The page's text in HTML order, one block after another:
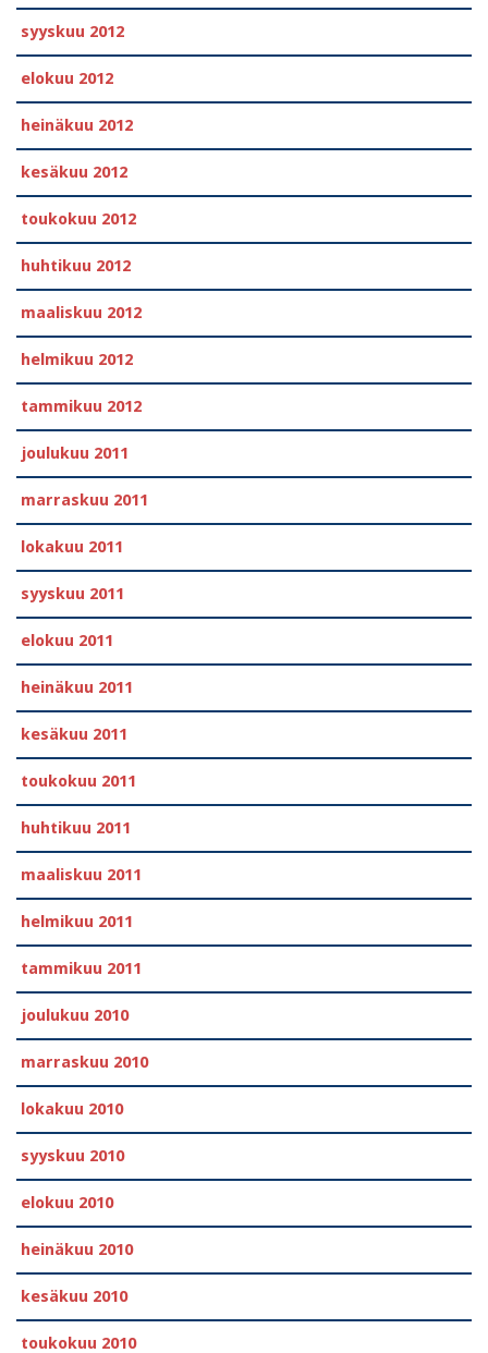
syyskuu 2012
elokuu 2012
heinäkuu 2012
kesäkuu 2012
toukokuu 2012
huhtikuu 2012
maaliskuu 2012
helmikuu 2012
tammikuu 2012
joulukuu 2011
marraskuu 2011
lokakuu 2011
syyskuu 2011
elokuu 2011
heinäkuu 2011
kesäkuu 2011
toukokuu 2011
huhtikuu 2011
maaliskuu 2011
helmikuu 2011
tammikuu 2011
joulukuu 2010
marraskuu 2010
lokakuu 2010
syyskuu 2010
elokuu 2010
heinäkuu 2010
kesäkuu 2010
toukokuu 2010